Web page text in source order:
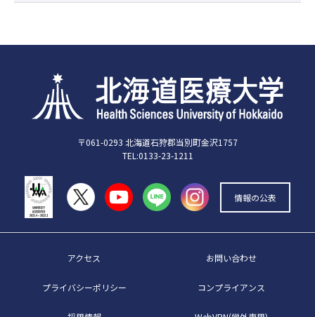
〒061-0293 北海道石狩郡当別町金沢1757
TEL:0133-23-1211
情報の公表
アクセス お問い合わせ
プライバシーポリシー コンプライアンス